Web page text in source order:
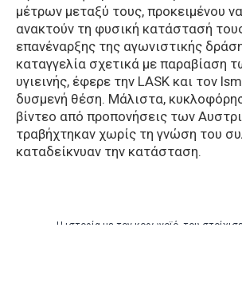
μέτρων μεταξύ τους, προκειμένου
ανακτούν τη φυσική κατάστασή
επανέναρξης της αγωνιστικής
καταγγελία σχετικά με παραβίαση
υγιεινής, έφερε την LASK και τον
δυσμενή θέση. Μάλιστα,
βίντεο από προπονήσεις των
τραβήχτηκαν χωρίς τη γνώση του
καταδείκνυαν την κατάσταση.
H ιστορία με τον κορωνοϊό, του